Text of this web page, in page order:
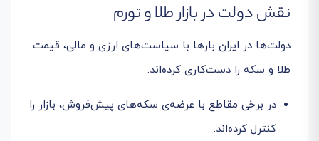
نقش دولت در بازار طلا و تورم
دولت‌ها در ایران بارها با سیاست‌های ارزی و مالی، قیمت
طلا و سکه را دست‌کاری کرده‌اند.
در برخی مقاطع با عرضه‌ی سکه‌های پیش‌فروش، بازار را
کنترل کرده‌اند.